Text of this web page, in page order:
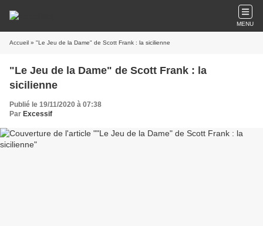
MENU
Accueil » "Le Jeu de la Dame" de Scott Frank : la sicilienne
"Le Jeu de la Dame" de Scott Frank : la
sicilienne
Publié le 19/11/2020 à 07:38
Par Excessif